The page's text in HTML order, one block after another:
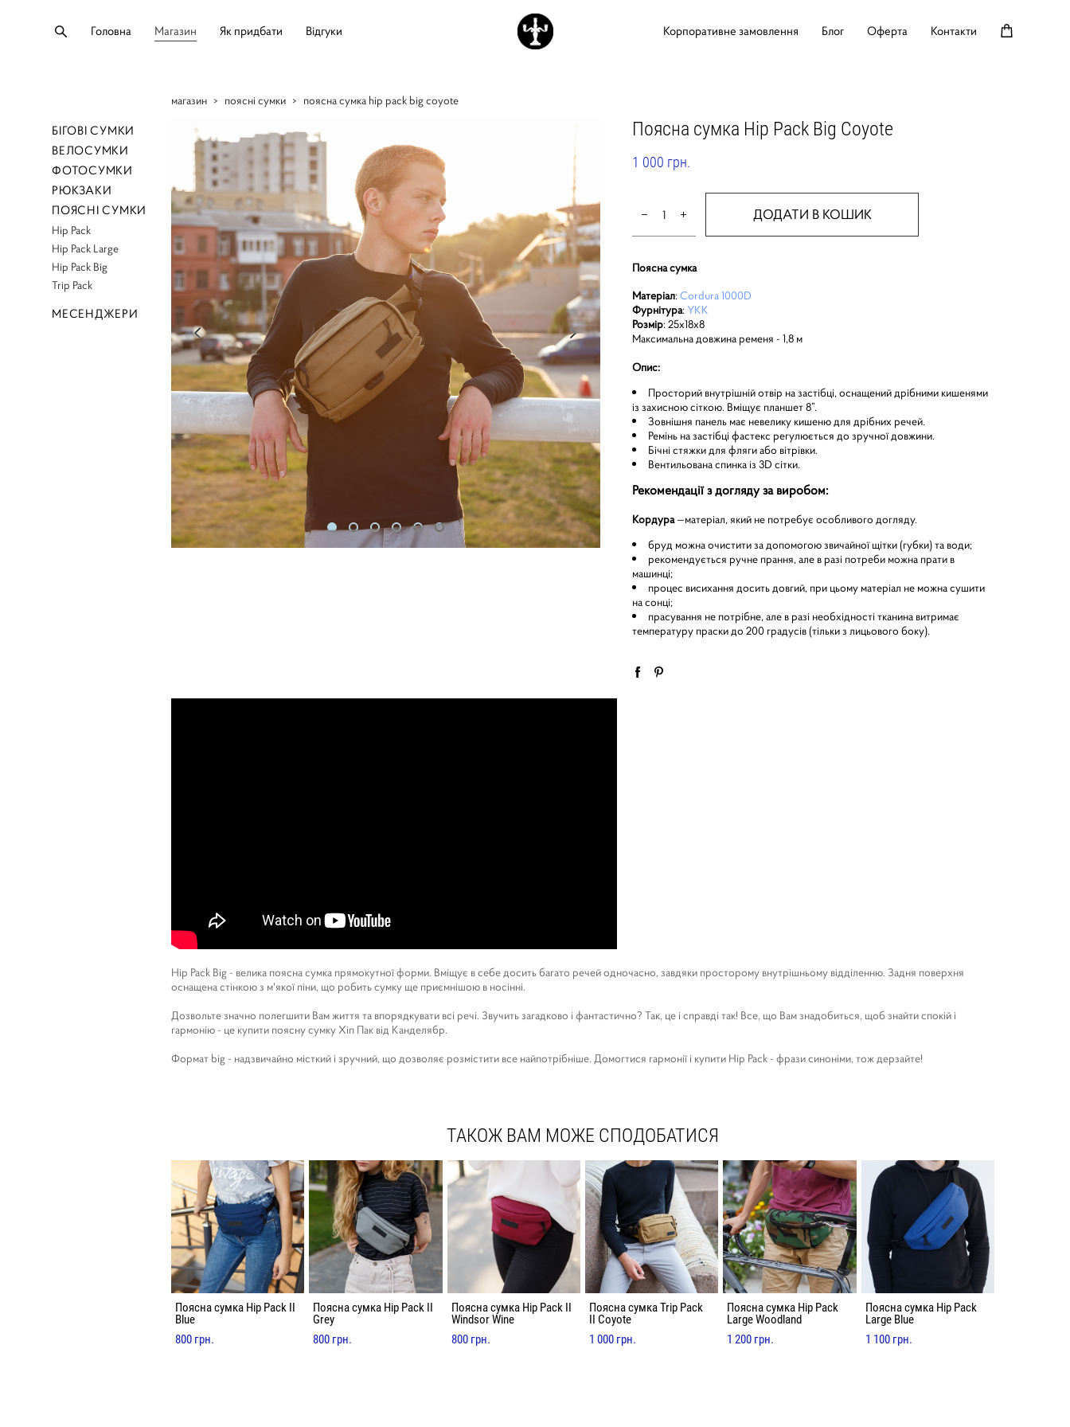
Головна Магазин Як придбати Відгуки Корпоративне замовлення Блог Оферта Контакти
БІГОВІ СУМКИ
ВЕЛОСУМКИ
ФОТОСУМКИ
РЮКЗАКИ
ПОЯСНІ СУМКИ
Hip Pack
Hip Pack Large
Hip Pack Big
Trip Pack
МЕСЕНДЖЕРИ
магазин > поясні сумки > поясна сумка hip pack big coyote
Поясна сумка Hip Pack Big Coyote
1 000 грн.
ДОДАТИ В КОШИК
Поясна сумка
Матеріал:Cordura 1000D
Фурнітура:YKK
Розмір: 25х18х8
Максимальна довжина ременя - 1,8 м
Опис:
Просторий внутрішній отвір на застібці, оснащений дрібними кишенями
із захисною сіткою. Вміщує планшет 8”.
Зовнішня панель має невелику кишеню для дрібних речей.
Ремінь на застібці фастекс регулюється до зручної довжини.
Бічні стяжки для фляги або вітрівки.
Вентильована спинка із 3D сітки.
Рекомендації з догляду за виробом:
Кордура—матеріал, який не потребує особливого догляду.
бруд можна очистити за допомогою звичайної щітки (губки) та води;
рекомендується ручне прання, але в разі потреби можна прати в
машинці;
процес висихання досить довгий, при цьому матеріал не можна сушити
на сонці;
прасування не потрібне, але в разі необхідності тканина витримає
температуру праски до 200 градусів (тільки з лицьового боку).
Hip Pack Big - велика поясна сумка прямокутної форми. Вміщує в себе досить багато речей одночасно, завдяки просторому внутрішньому відділенню. Задня поверхня
оснащена стінкою з м'якої піни, що робить сумку ще приємнішою в носінні.
Дозвольте значно полегшити Вам життя та впорядкувати всі речі. Звучить загадково і фантастично? Так, це і справді так! Все, що Вам знадобиться, щоб знайти спокій і
гармонію - це купити поясну сумку Хіп Пак від Канделябр.
Формат big - надзвичайно місткий і зручний, що дозволяє розмістити все найпотрібніше. Домогтися гармонії і купити Hip Pack - фрази синоніми, тож дерзайте!
ТАКОЖ ВАМ МОЖЕ СПОДОБАТИСЯ
Поясна сумка Hip Pack II
Blue
800 грн.
Поясна сумка Hip Pack II
Grey
800 грн.
Поясна сумка Hip Pack II
Windsor Wine
800 грн.
Поясна сумка Trip Pack
II Coyote
1 000 грн.
Поясна сумка Hip Pack
Large Woodland
1 200 грн.
Поясна сумка Hip Pack
Large Blue
1 100 грн.